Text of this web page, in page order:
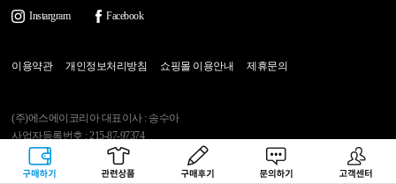
구매하기 관련상품 상품후기 문의하기 고객센터
Instargram Facebook
이용약관 개인정보처리방침 쇼핑몰 이용안내 제휴문의
(주)에스에이코리아 대표이사 : 송수아
사업자등록번호 : 215-87-97374
통신판매업신고번호 : 제2020-다산-0607호[사업자정보확인]
주소 : 경기도 남양주시 가운로153 (다산동)